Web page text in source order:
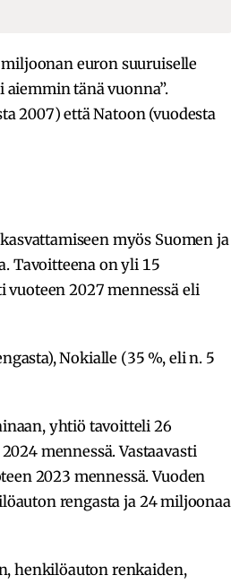
euron suuruiselle
tänä vuonna”.
2007) että Natoon (vuodesta
myös Suomen ja
Tavoitteena on yli 15
2027 mennessä eli
Nokialle (35 %, eli n. 5
yhtiö tavoitteli 26
mennessä. Vastaavasti
2023 mennessä. Vuoden
rengasta ja 24 miljoonaa
henkilöauton renkaiden,